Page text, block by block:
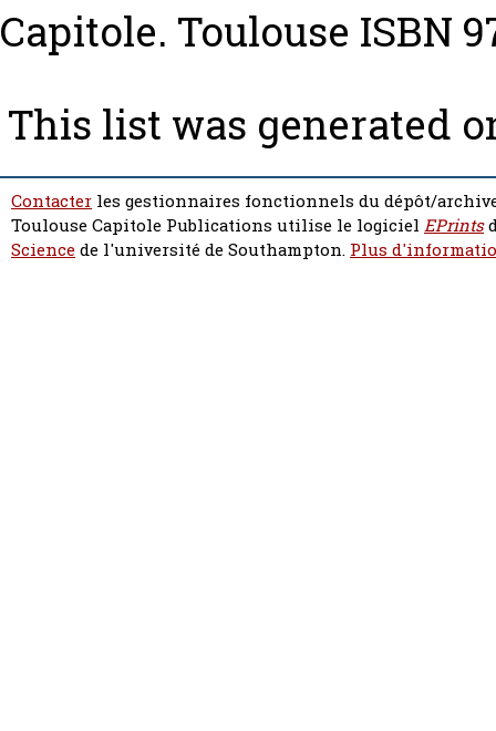
Capitole. Toulouse ISBN
This list was generated
Contacter les gestionnaires fonctionnels du dépôt/
Toulouse Capitole Publications utilise le logiciel EPrints
Sciencede l'université de Southampton. Plus